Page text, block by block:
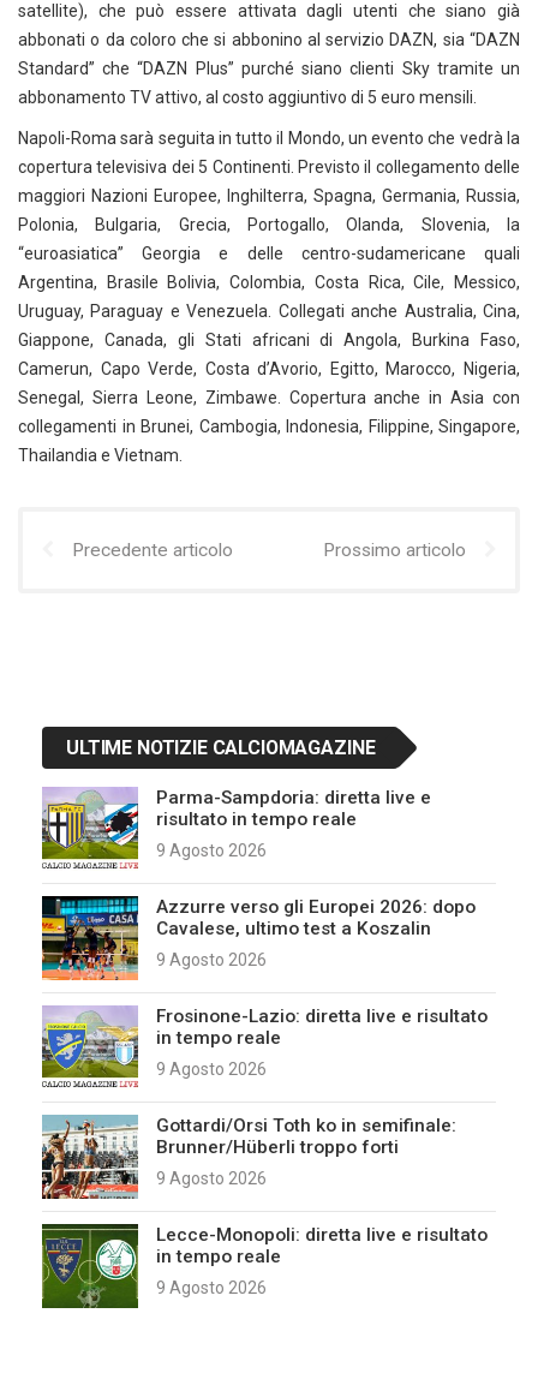
satellite), che può essere attivata dagli utenti che siano già
abbonati o da coloro che si abbonino al servizio DAZN, sia “DAZN
Standard” che “DAZN Plus” purché siano clienti Sky tramite un
abbonamento TV attivo, al costo aggiuntivo di 5 euro mensili.
Napoli-Roma sarà seguita in tutto il Mondo, un evento che vedrà la
copertura televisiva dei 5 Continenti. Previsto il collegamento delle
maggiori Nazioni Europee, Inghilterra, Spagna, Germania, Russia,
Polonia, Bulgaria, Grecia, Portogallo, Olanda, Slovenia, la
“euroasiatica” Georgia e delle centro-sudamericane quali
Argentina, Brasile Bolivia, Colombia, Costa Rica, Cile, Messico,
Uruguay, Paraguay e Venezuela. Collegati anche Australia, Cina,
Giappone, Canada, gli Stati africani di Angola, Burkina Faso,
Camerun, Capo Verde, Costa d’Avorio, Egitto, Marocco, Nigeria,
Senegal, Sierra Leone, Zimbawe. Copertura anche in Asia con
collegamenti in Brunei, Cambogia, Indonesia, Filippine, Singapore,
Thailandia e Vietnam.
Precedente articolo Prossimo articolo
ULTIME NOTIZIE CALCIOMAGAZINE
Parma-Sampdoria: diretta live e
risultato in tempo reale
9 Agosto 2026
Azzurre verso gli Europei 2026: dopo
Cavalese, ultimo test a Koszalin
9 Agosto 2026
Frosinone-Lazio: diretta live e risultato
in tempo reale
9 Agosto 2026
Gottardi/Orsi Toth ko in semifinale:
Brunner/Hüberli troppo forti
9 Agosto 2026
Lecce-Monopoli: diretta live e risultato
in tempo reale
9 Agosto 2026